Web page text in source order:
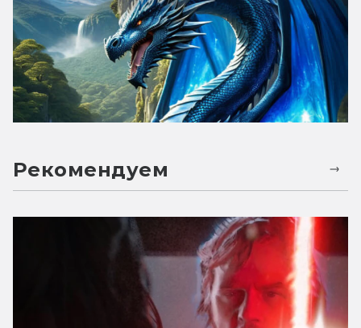
Рекомендуем